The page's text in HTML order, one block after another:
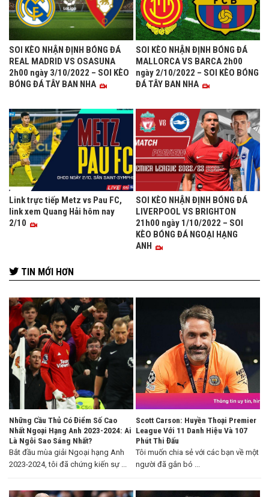
SOI KÈO NHẬN ĐỊNH BÓNG ĐÁ
REAL MADRID VS OSASUNA
2h00 ngày 3/10/2022 – SOI KÈO
BÓNG ĐÁ TÂY BAN NHA
SOI KÈO NHẬN ĐỊNH BÓNG ĐÁ
MALLORCA VS BARCA 2h00
ngày 2/10/2022 – SOI KÈO BÓNG
ĐÁ TÂY BAN NHA
Link trực tiếp Metz vs Pau FC,
link xem Quang Hải hôm nay
2/10
SOI KÈO NHẬN ĐỊNH BÓNG ĐÁ
LIVERPOOL VS BRIGHTON
21h00 ngày 1/10/2022 – SOI
KÈO BÓNG ĐÁ NGOẠI HẠNG
ANH
TIN MỚI HƠN
Những Cầu Thủ Có Điểm Số Cao
Nhất Ngoại Hạng Anh 2023-2024: Ai
Là Ngôi Sao Sáng Nhất?
Bắt đầu mùa giải Ngoại hạng Anh
2023-2024, tôi đã chứng kiến sự ...
Scott Carson: Huyền Thoại Premier
League Với 11 Danh Hiệu Và 107
Phút Thi Đấu
Tôi muốn chia sẻ với các bạn về một
người đã gắn bó ...